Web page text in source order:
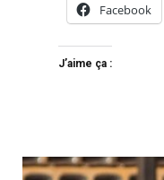
Facebook
J’aime ça :